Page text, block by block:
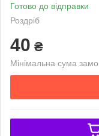
Готово до відправки
Роздріб
40 ₴
Мінімальна сума